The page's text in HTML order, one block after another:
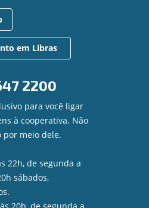
em Libras
2200
para você ligar
à cooperativa. Não
por meio dele.
22h, de segunda a
sábados,